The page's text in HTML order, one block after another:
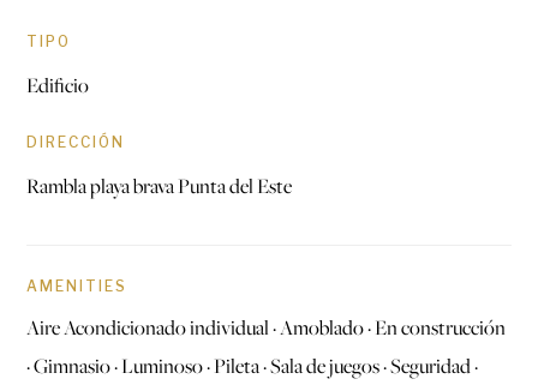
TIPO
Edificio
DIRECCIÓN
Rambla playa brava Punta del Este
AMENITIES
Aire Acondicionado individual · Amoblado · En construcción
· Gimnasio · Luminoso · Pileta · Sala de juegos · Seguridad ·